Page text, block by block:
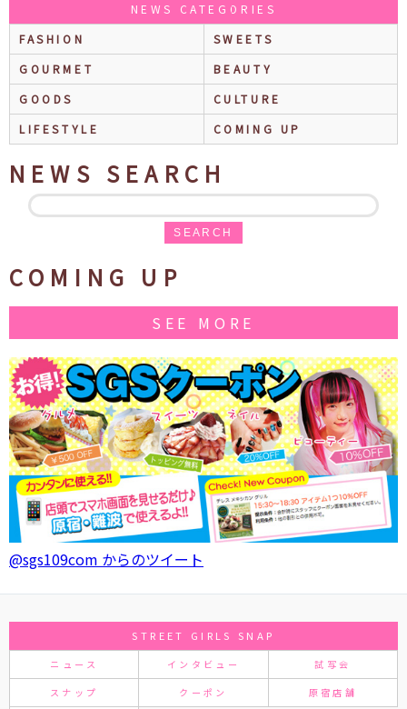
NEWS CATEGORIES
FASHION
SWEETS
GOURMET
BEAUTY
GOODS
CULTURE
LIFESTYLE
COMING UP
NEWS SEARCH
SEARCH
COMING UP
SEE MORE
@sgs109com からのツイート
STREET GIRLS SNAP
ニュース インタビュー 試写会
スナップ クーポン 原宿店舗